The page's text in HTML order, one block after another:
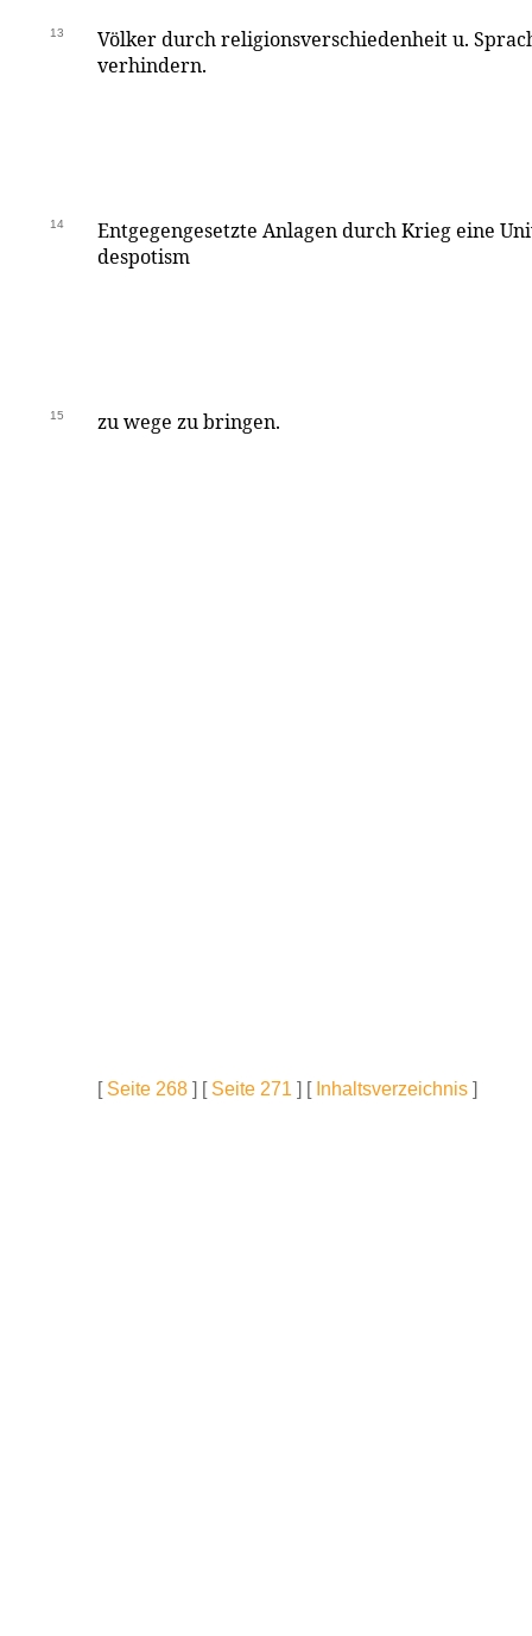
13
Völker durch religionsverschiedenheit u.
verhindern.
14
Entgegengesetzte Anlagen durch Krieg eine
despotism
15 zu wege zu bringen.
[ Seite 268 ] [ Seite 271 ] [ Inhaltsverzeichnis ]